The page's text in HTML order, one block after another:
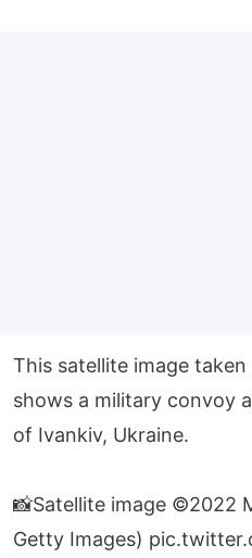
This satellite image
shows a military convoy
of Ivankiv, Ukraine.
📸Satellite image ©2022
Getty Images)